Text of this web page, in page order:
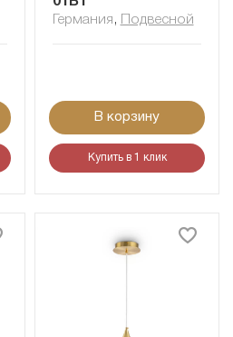
Германия , Подвесной
В корзину
Купить в 1 клик